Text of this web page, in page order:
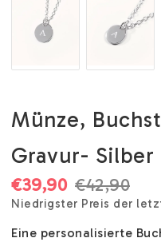
Münze,
Gravur- Silber
€42,90
€39,90
Niedrigster Preis der
Eine personalisierte